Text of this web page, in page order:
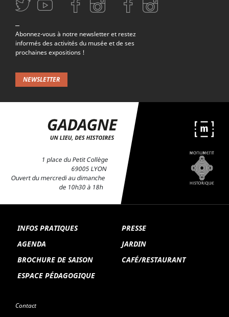
Abonnez-vous à notre newsletter et restez
informés des activités du musée et de ses
prochaines expositions !
NEWSLETTER
1 place du Petit Collège
69005 LYON
Ouvert du mercredi au dimanche
de 10h30 à 18h
INFOS PRATIQUES
AGENDA
BROCHURE DE SAISON
ESPACE PÉDAGOGIQUE
PRESSE
JARDIN
CAFÉ/RESTAURANT
Contact